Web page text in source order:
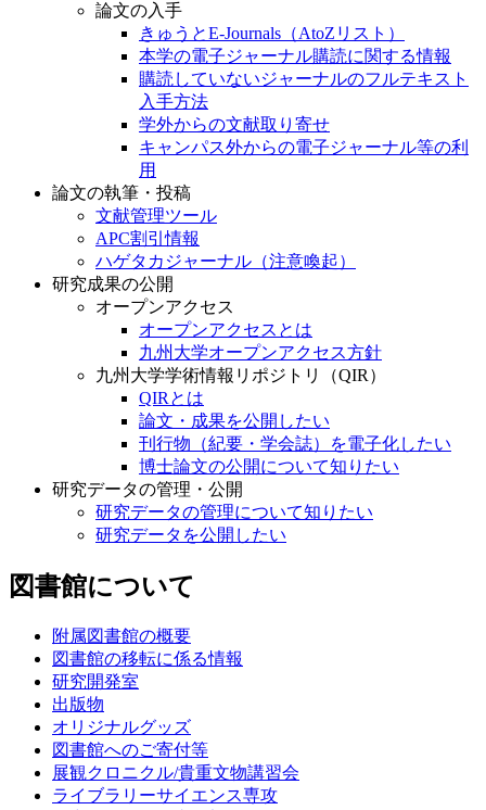
論文の入手
きゅうとE-Journals（AtoZリスト）
本学の電子ジャーナル購読に関する情報
購読していないジャーナルのフルテキスト
入手方法
学外からの文献取り寄せ
キャンパス外からの電子ジャーナル等の利
用
論文の執筆・投稿
文献管理ツール
APC割引情報
ハゲタカジャーナル（注意喚起）
研究成果の公開
オープンアクセス
オープンアクセスとは
九州大学オープンアクセス方針
九州大学学術情報リポジトリ（QIR）
QIRとは
論文・成果を公開したい
刊行物（紀要・学会誌）を電子化したい
博士論文の公開について知りたい
研究データの管理・公開
研究データの管理について知りたい
研究データを公開したい
図書館について
附属図書館の概要
図書館の移転に係る情報
研究開発室
出版物
オリジナルグッズ
図書館へのご寄付等
展観クロニクル/貴重文物講習会
ライブラリーサイエンス専攻